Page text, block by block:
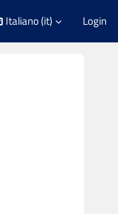
Italiano ‎(it)‎ Login